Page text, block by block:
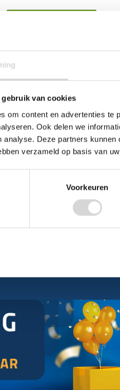
gebruik van cookies
om content en advertenties
Ook delen we
analyse. Deze partners
verzameld op basis van
Voorkeuren
5% korting